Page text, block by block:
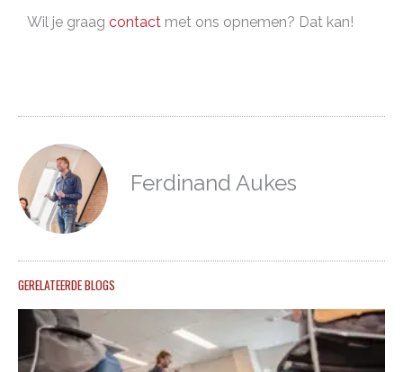
Wil je graag contact met ons opnemen? Dat kan!
Ferdinand Aukes
GERELATEERDE BLOGS